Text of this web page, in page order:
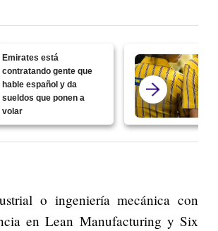
Emirates está
contratando gente que
hable español y da
sueldos que ponen a
volar
o ingeniería mecánica con
en Lean Manufacturing y Six